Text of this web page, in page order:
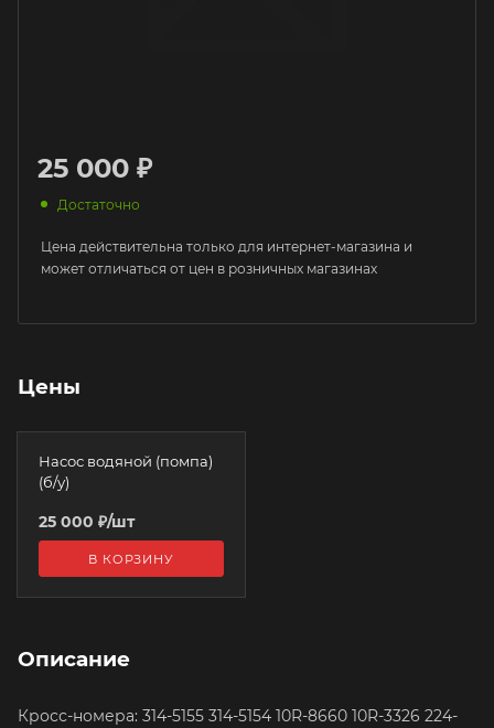
25 000 ₽
Достаточно
Цена действительна только для интернет-магазина и
может отличаться от цен в розничных магазинах
Цены
Насос водяной (помпа)
(б/у)
25 000 ₽/шт
В КОРЗИНУ
Описание
Кросс-номера: 314-5155 314-5154 10R-8660 10R-3326 224-